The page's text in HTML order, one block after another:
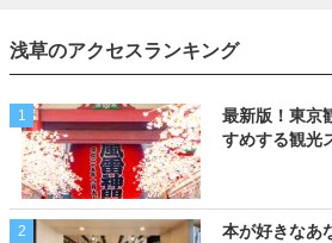
浅草のアクセスランキング
1
最新版！東京
すめする観光
2
本が好きなあ